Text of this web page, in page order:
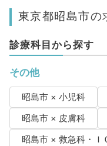
東京都昭島市の
診療科目から探す
その他
昭島市 × 小児科
昭島市 × 皮膚科
昭島市 × 救急科・Ｉ